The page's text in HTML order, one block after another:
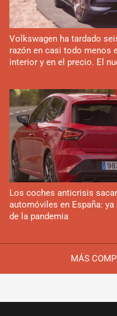
MÁS
Volkswagen ha tardado
razón en casi todo menos
interior y en el precio. El
Los coches anticrisis
automóviles en España:
de la pandemia